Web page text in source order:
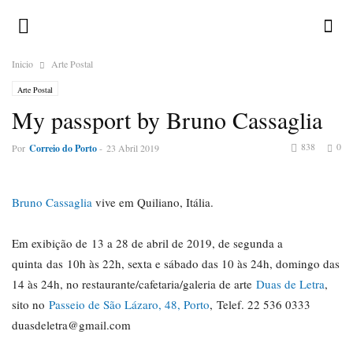
Inicio Arte Postal
Arte Postal
My passport by Bruno Cassaglia
Por Correio do Porto- 23 Abril 2019 0
838
Bruno Cassaglia vive em Quiliano, Itália.
Em exibição de 13 a 28 de abril de 2019, de segunda a
quinta das 10h às 22h, sexta e sábado das 10 às 24h, domingo das
14 às 24h, no restaurante/cafetaria/galeria de arte Duas de Letra,
sito no Passeio de São Lázaro, 48, Porto, Telef. 22 536 0333
duasdeletra@gmail.com